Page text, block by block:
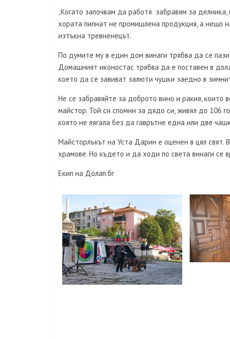
„Когато започвам да работя забравям за
хората пипнат не промишлена продукция, а нещо
изтъкна тревненецът.
По думите му в един дом винаги трябва да се
Домашният иконостас трябва да е поставен в
което да се завиват залюти чушки заедно в
Не се забравяйте за доброто вино и ракия, които
майстор. Той си спомни за дядо си, живял до 106
която не лягала без да гаврътне една или две
Майсторлъкът на Уста Дарин е оценен в цял свят.
храмове. Но където и да ходи по света винаги се
Екип на Долап.бг